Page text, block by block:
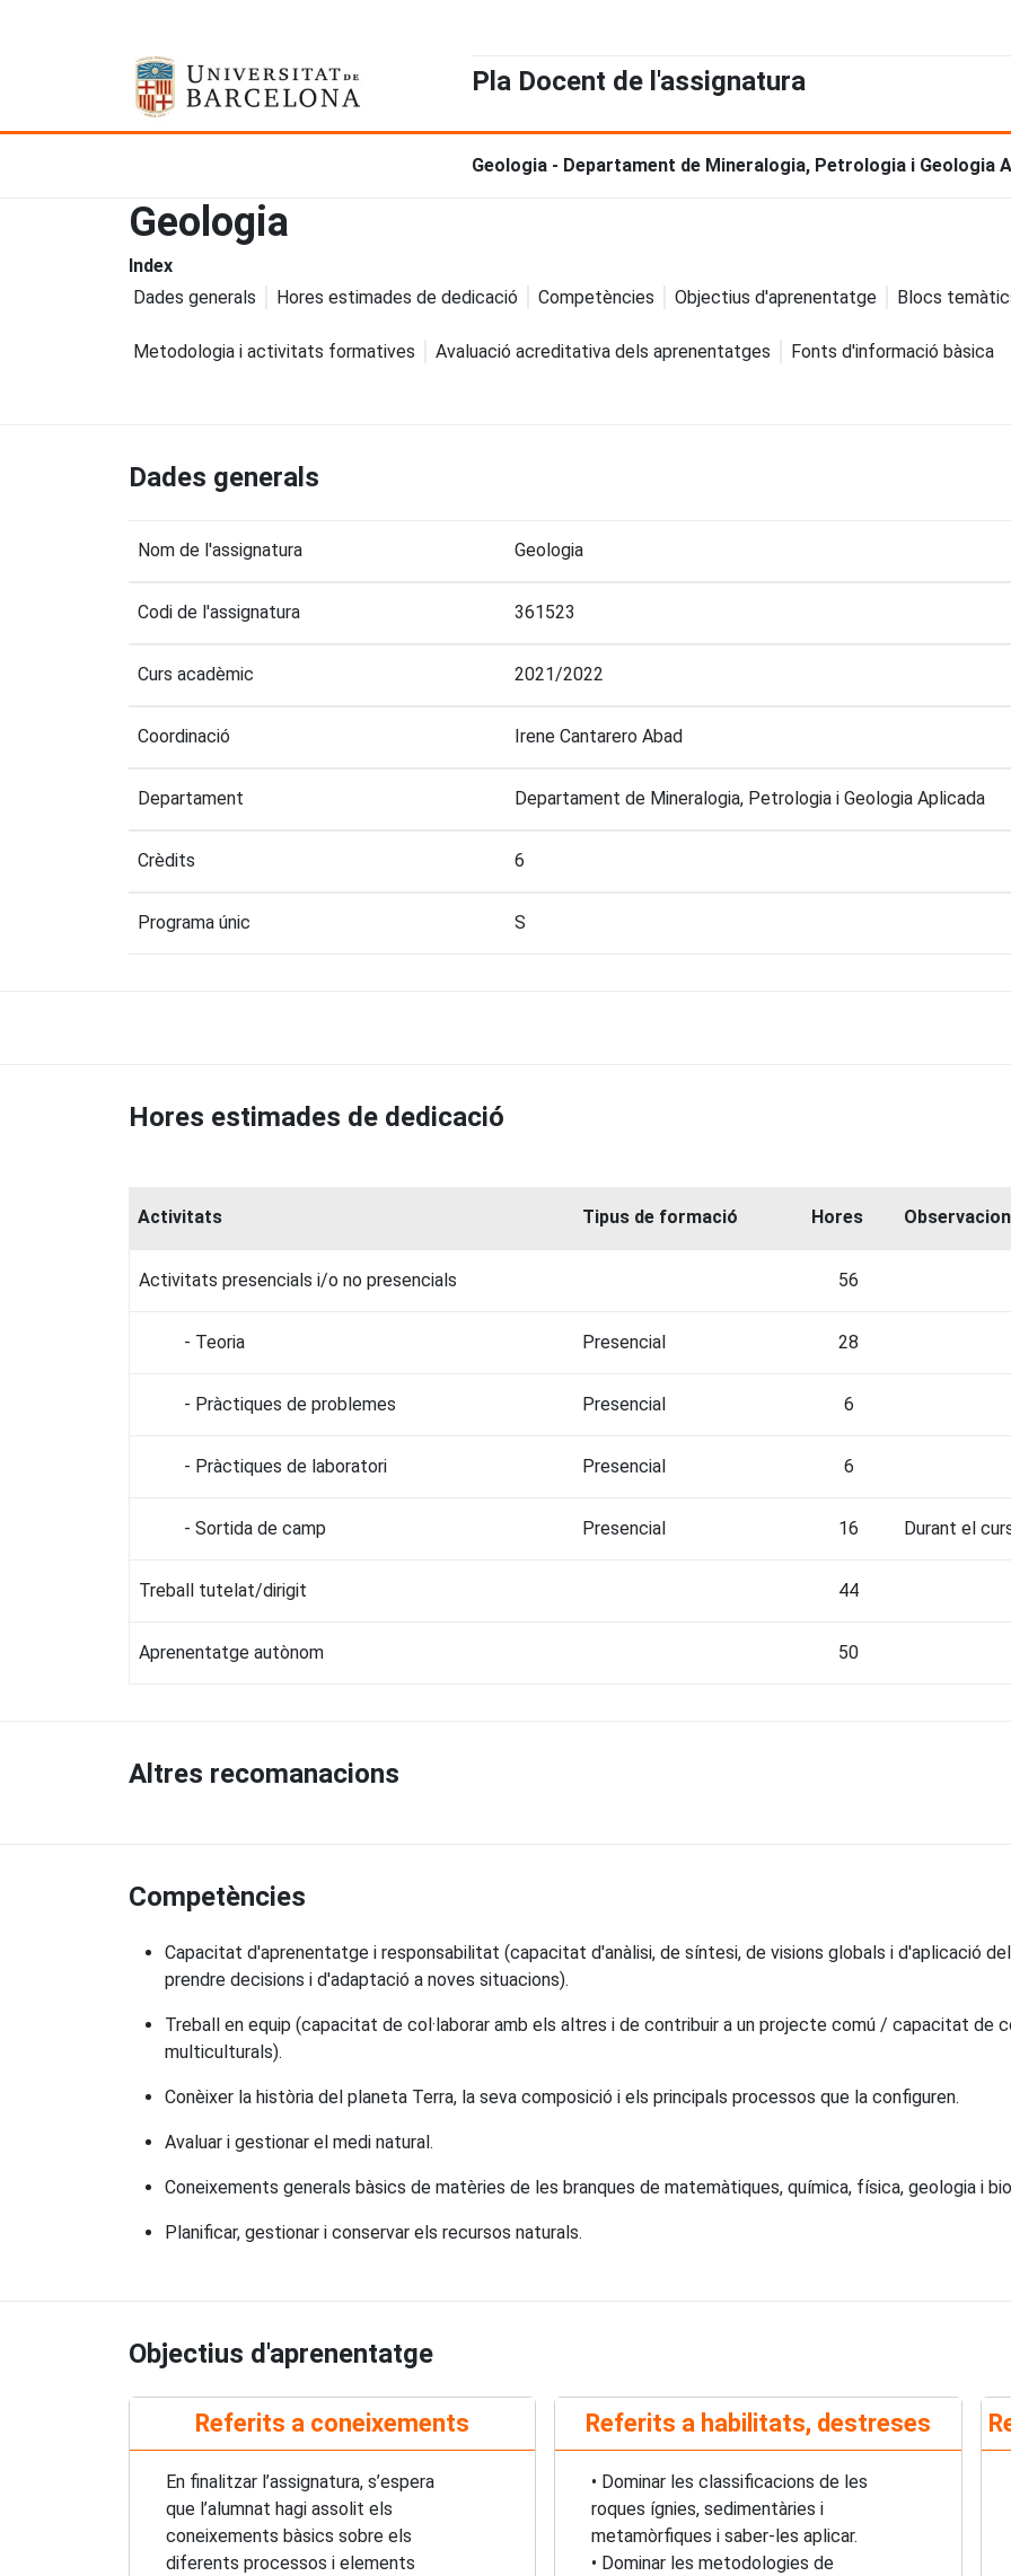
Pla Docent de l'assignatura
Geologia - Departament de Mineralogia, Petrologia i Geologia
Geologia
Index
Dades generals
Hores estimades de dedicació Competències Objectius d'aprenentatge Blocs
Metodologia i activitats formatives Avaluació acreditativa dels aprenentatges Fonts d'informació bàsica
Dades generals
Nom de l'assignatura Geologia
Codi de l'assignatura 361523
Curs acadèmic 2021/2022
Coordinació Irene Cantarero Abad
Departament Departament de Mineralogia, Petrologia i Geologia Aplicada
Crèdits 6
Programa únic S
Hores estimades de dedicació
Activitats Tipus de formació Hores
Activitats presencials i/o no presencials 56
- Teoria Presencial 28
- Pràctiques de problemes Presencial 6
- Pràctiques de laboratori Presencial 6
- Sortida de camp Presencial 16 Durant el
Treball tutelat/dirigit 44
Aprenentatge autònom 50
Altres recomanacions
Competències
Capacitat d'aprenentatge i responsabilitat (capacitat d'anàlisi, de síntesi, de visions globals i d'aplicació
prendre decisions i d'adaptació a noves situacions).
Treball en equip (capacitat de col·laborar amb els altres i de contribuir a un projecte comú / capacitat de
multiculturals).
Conèixer la història del planeta Terra, la seva composició i els principals processos que la configuren.
Avaluar i gestionar el medi natural.
Coneixements generals bàsics de matèries de les branques de matemàtiques, química, física, geologia i
Planificar, gestionar i conservar els recursos naturals.
Objectius d'aprenentatge
Referits a coneixements
En finalitzar l’assignatura, s’espera
que l’alumnat hagi assolit els
coneixements bàsics sobre els
diferents processos i elements
Referits a habilitats, destreses
• Dominar les classificacions de les
roques ígnies, sedimentàries i
metamòrfiques i saber-les aplicar.
• Dominar les metodologies de